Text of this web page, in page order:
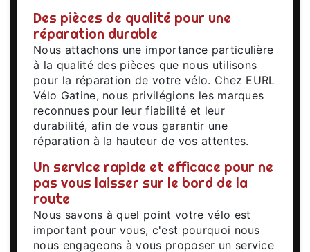
Des pièces de qualité pour une
réparation durable
Nous attachons une importance particulière
à la qualité des pièces que nous utilisons
pour la réparation de votre vélo. Chez EURL
Vélo Gatine, nous privilégions les marques
reconnues pour leur fiabilité et leur
durabilité, afin de vous garantir une
réparation à la hauteur de vos attentes.
Un service rapide et efficace pour ne
pas vous laisser sur le bord de la
route
Nous savons à quel point votre vélo est
important pour vous, c'est pourquoi nous
nous engageons à vous proposer un service